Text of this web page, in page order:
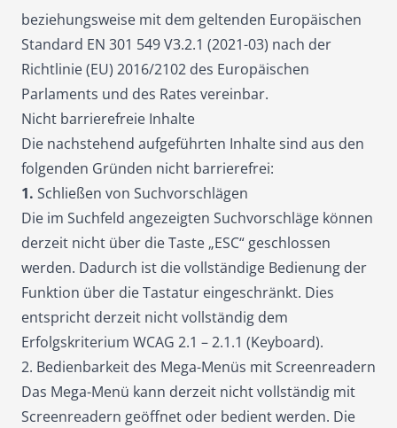
beziehungsweise mit dem geltenden Europäischen
Standard EN 301 549 V3.2.1 (2021-03) nach der
Richtlinie (EU) 2016/2102 des Europäischen
Parlaments und des Rates vereinbar.
Nicht barrierefreie Inhalte
Die nachstehend aufgeführten Inhalte sind aus den
folgenden Gründen nicht barrierefrei:
1. Schließen von Suchvorschlägen
Die im Suchfeld angezeigten Suchvorschläge können
derzeit nicht über die Taste „ESC“ geschlossen
werden. Dadurch ist die vollständige Bedienung der
Funktion über die Tastatur eingeschränkt. Dies
entspricht derzeit nicht vollständig dem
Erfolgskriterium WCAG 2.1 – 2.1.1 (Keyboard).
2. Bedienbarkeit des Mega-Menüs mit Screenreadern
Das Mega-Menü kann derzeit nicht vollständig mit
Screenreadern geöffnet oder bedient werden. Die